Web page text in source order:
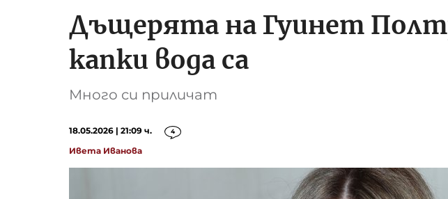
Дъщерята на Гуинет
капки вода са
Много си приличат
18.05.2026 | 21:09 ч. 4
Ивета Иванова